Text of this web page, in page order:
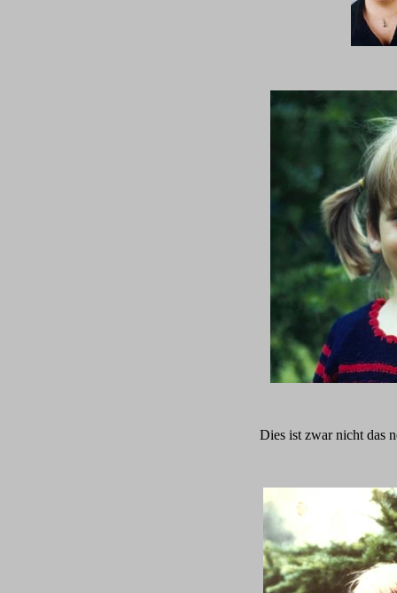
Dies ist zwar nicht das